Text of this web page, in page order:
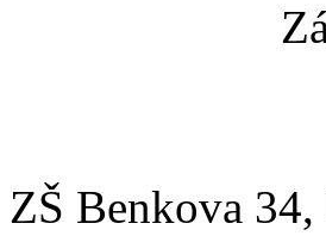
ZŠ Benkova